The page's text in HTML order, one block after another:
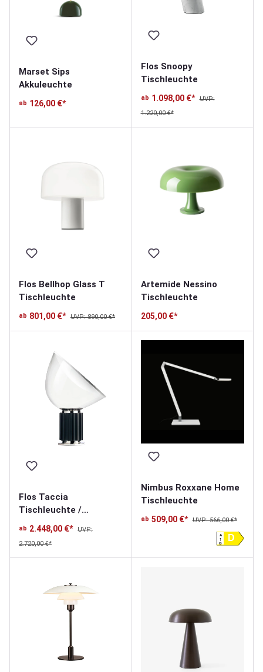
Marset Sips
Akkuleuchte
ab 126,00 €*
Flos Snoopy
Tischleuchte
ab 1.098,00 €*
UVP:
1.220,00 €*
Flos Bellhop Glass T
Tischleuchte
ab 801,00 €* UVP: 890,00 €*
Artemide Nessino
Tischleuchte
205,00 €*
Flos Taccia
Tischleuchte /
ab 2.448,00 €*
UVP:
2.720,00 €*
Nimbus Roxxane Home
Tischleuchte
ab 509,00 €* UVP: 566,00 €*
D
A
G